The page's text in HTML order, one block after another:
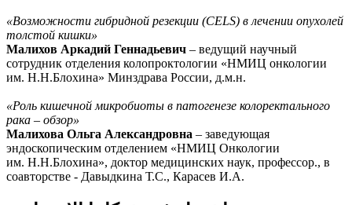
«Возможности гибридной резекции (CELS) в лечении опухолей
толстой кишки»
Малихов Аркадий Геннадьевич – ведущий научный
сотрудник отделения колопроктологии «НМИЦ онкологии
им. Н.Н.Блохина» Минздрава России, д.м.н.
«Роль кишечной микробиоты в патогенезе колоректального
рака – обзор»
Малихова Ольга Александровна – заведующая
эндоскопическим отделением «НМИЦ Онкологии
им. Н.Н.Блохина», доктор медицинских наук, профессор., в
соавторстве - Давыдкина Т.С., Карасев И.А.